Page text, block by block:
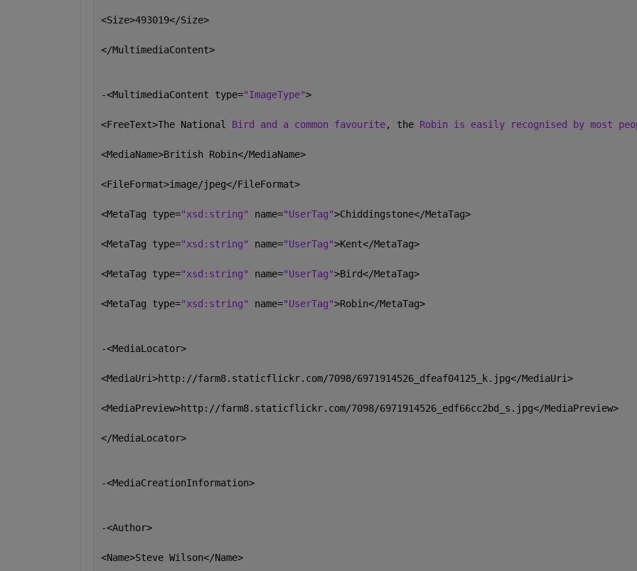
<Size>493019</Size>
</MultimediaContent>
-<MultimediaContent type="ImageType">
<FreeText>The National Bird and a common favourite, the Robin is easily recognised by most
<MediaName>British Robin</MediaName>
<FileFormat>image/jpeg</FileFormat>
<MetaTag type="xsd:string" name="UserTag">Chiddingstone</MetaTag>
<MetaTag type="xsd:string" name="UserTag">Kent</MetaTag>
<MetaTag type="xsd:string" name="UserTag">Bird</MetaTag>
<MetaTag type="xsd:string" name="UserTag">Robin</MetaTag>
-<MediaLocator>
<MediaUri>http://farm8.staticflickr.com/7098/6971914526_ dfeaf04125_k.jpg</MediaUri>
<MediaPreview>http://farm8.staticflickr.com/7098/6971914526_ edf66cc2bd_s.jpg</MediaPreview>
</MediaLocator>
-<MediaCreationInformation>
-<Author>
<Name>Steve Wilson</Name>